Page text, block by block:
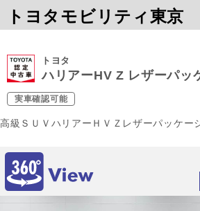
トヨタモビリティ東京
トヨタ
ハリアーHV Z レザーパッ
実車確認可能
高級ＳＵＶハリアーＨＶＺレザーパッケー